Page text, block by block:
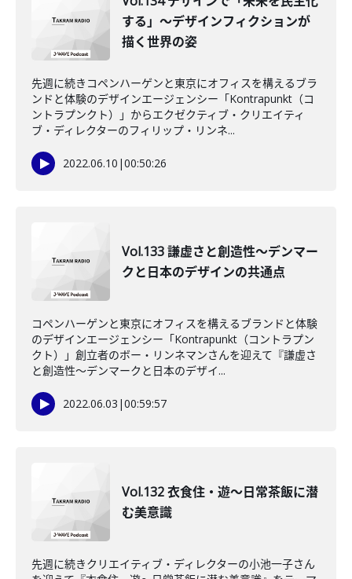
する」～デザインフィクションが
描く世界の姿
先週に続きコペンハーゲンと東京にオフィスを構えるブラ
ンドと体験のデザインエージェンシー「Kontrapunkt（コ
ントラプンクト）」からエクゼクティブ・クリエイティ
ブ・ディレクターのフィリップ・リンネ...
2022.06.10 |00:50:26
Vol.133 謙虚さと創造性～デンマー
クと日本のデザインの共通点
コペンハーゲンと東京にオフィスを構えるブランドと体験
のデザインエージェンシー「Kontrapunkt（コントラプン
クト）」創立者のボー・リンネマンさんを迎えて『謙虚さ
と創造性～デンマークと日本のデザイ...
2022.06.03 |00:59:57
Vol.132 衣食住・遊～日常茶飯に潜
む美意識
先週に続きクリエイティブ・ディレクターの小池一子さん